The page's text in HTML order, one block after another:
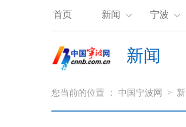
首页 新闻 宁波
新闻
您当前的位置 ： 中国宁波网 >